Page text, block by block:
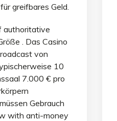
greifbares Geld.
authoritative
. Das Casino
von
10
7.000 € pro
Gebrauch
with anti-money